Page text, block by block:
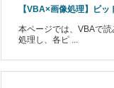
【VBA×画像処理】ビ
本ページでは、VBAで
処理し、各ピ ...